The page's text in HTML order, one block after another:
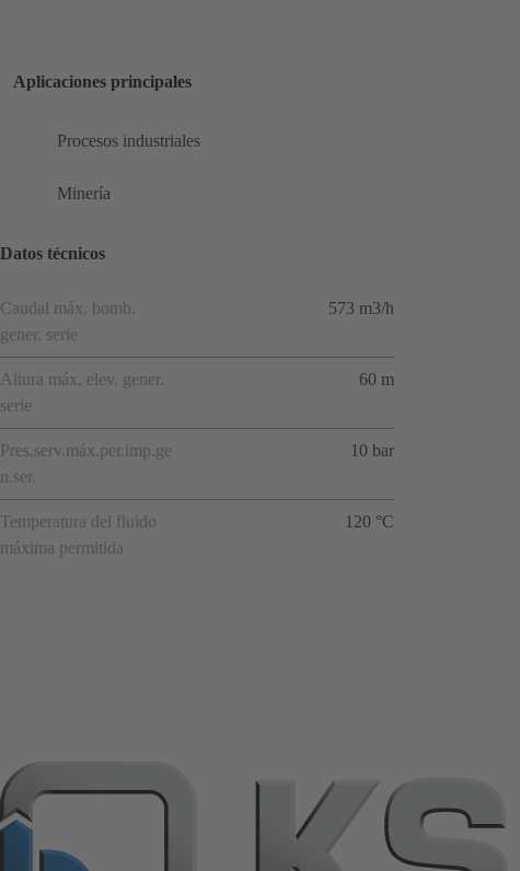
Aplicaciones principales
Procesos industriales
Minería
Datos técnicos
Caudal máx. bomb.
gener. serie
573 m3/h
Altura máx. elev. gener.
serie
60 m
Pres.serv.máx.per.imp.ge
n.ser.
10 bar
Temperatura del fluido
máxima permitida
120 °C